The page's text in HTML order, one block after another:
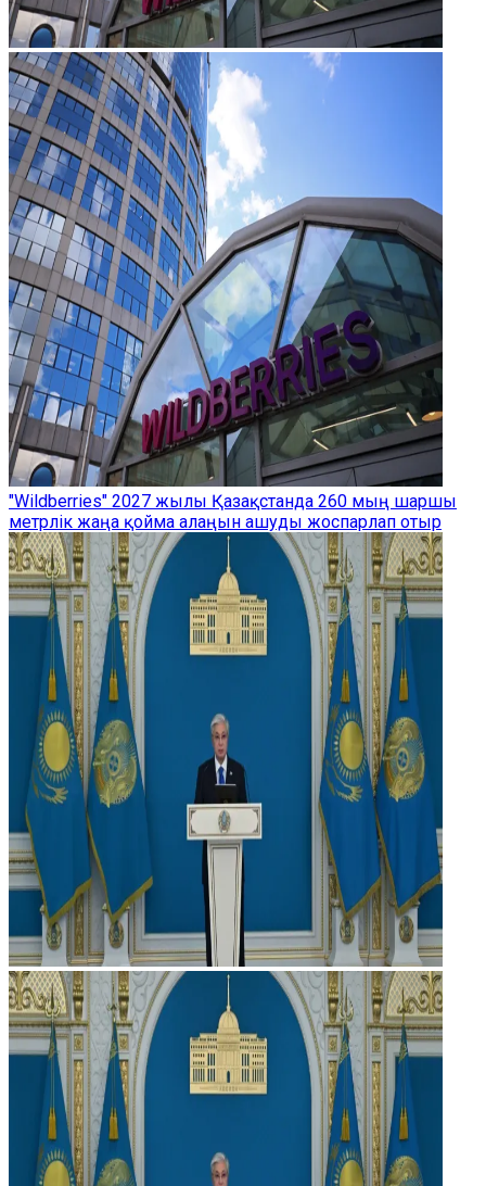
"Wildberries" 2027 жылы Қазақстанда 260 мың шаршы
метрлік жаңа қойма алаңын ашуды жоспарлап отыр